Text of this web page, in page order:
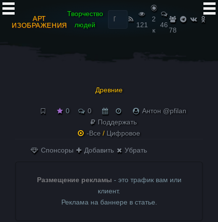
АРТ
ИЗОБРАЖЕНИЯ
Творчество
людей
Найти:
121
2
к
46
78
Древние
0 0
Антон @pfilan
Поддержать
-Все / Цифровое
Спонсоры Добавить Убрать
Размещение рекламы - это трафик вам или
клиент.
Реклама на баннере в статье.